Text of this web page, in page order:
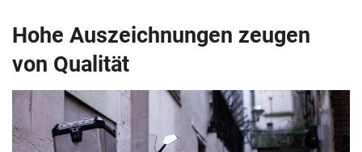
Hohe Auszeichnungen zeugen
von Qualität